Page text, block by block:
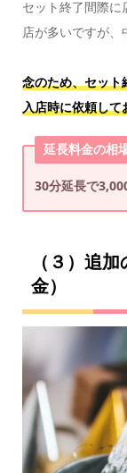
セット終了間際
店が多いですが、
念のため、セット
入店時に依頼して
延長料金の相
30分延長で
（３）追
金）